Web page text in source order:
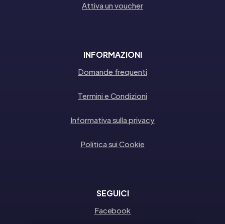
Attiva un voucher
INFORMAZIONI
Domande frequenti
Termini e Condizioni
Informativa sulla privacy
Politica sui Cookie
SEGUICI
Facebook